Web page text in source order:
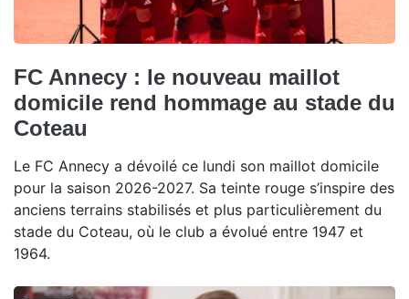
FC Annecy : le nouveau maillot
domicile rend hommage au stade du
Coteau
Le FC Annecy a dévoilé ce lundi son maillot domicile
pour la saison 2026-2027. Sa teinte rouge s’inspire des
anciens terrains stabilisés et plus particulièrement du
stade du Coteau, où le club a évolué entre 1947 et
1964.